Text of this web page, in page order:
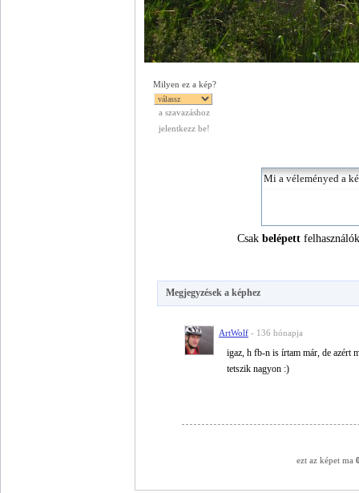
Milyen ez a kép?
a szavazáshoz
jelentkezz be!
Csakbelépett
Megjegyzések a képhez
ArtWolf - 136 hónapja
igaz, h fb-n is írtam már, de azért
tetszik nagyon :)
ezt az képet ma